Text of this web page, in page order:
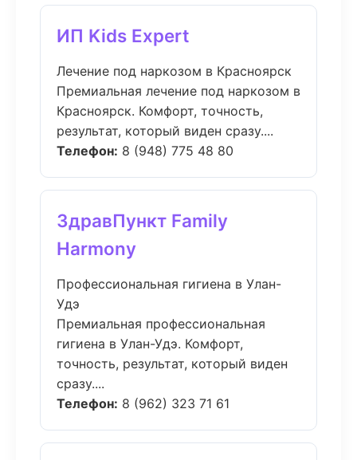
ИП Kids Expert
Лечение под наркозом в Красноярск
Премиальная лечение под наркозом в
Красноярск. Комфорт, точность,
результат, который виден сразу....
Телефон: 8 (948) 775 48 80
ЗдравПункт Family
Harmony
Профессиональная гигиена в Улан-
Удэ
Премиальная профессиональная
гигиена в Улан-Удэ. Комфорт,
точность, результат, который виден
сразу....
Телефон: 8 (962) 323 71 61